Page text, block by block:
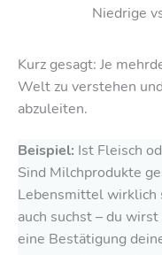
Niedrige
Kurz gesagt: Je
Welt zu verstehen
abzuleiten.
Beispiel: Ist Fleisch
Sind Milchprodukte
Lebensmittel wirklich
auch suchst – du
eine Bestätigung